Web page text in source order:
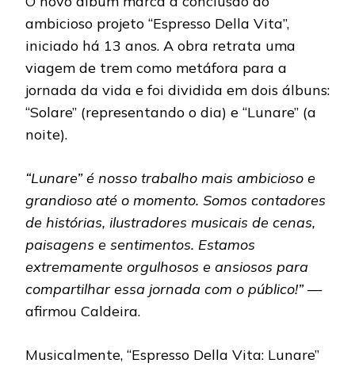
ambicioso projeto “Espresso Della Vita”,
iniciado há 13 anos. A obra retrata uma
viagem de trem como metáfora para a
jornada da vida e foi dividida em dois álbuns:
“Solare” (representando o dia) e “Lunare” (a
noite).
“Lunare” é nosso trabalho mais ambicioso e
grandioso até o momento. Somos contadores
de histórias, ilustradores musicais de cenas,
paisagens e sentimentos. Estamos
extremamente orgulhosos e ansiosos para
compartilhar essa jornada com o público!”—
afirmou Caldeira.
Musicalmente, “Espresso Della Vita: Lunare”